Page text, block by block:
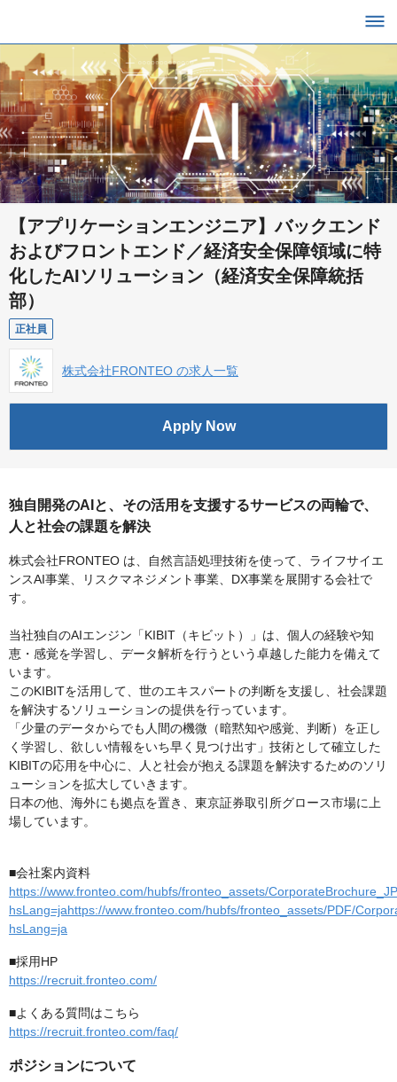
【アプリケーションエンジニア】バックエンド
およびフロントエンド／経済安全保障領域に特
化したAIソリューション（経済安全保障統括
部）
正社員
株式会社FRONTEO の求人一覧
Apply Now
独自開発のAIと、その活用を支援するサービスの両輪で、
人と社会の課題を解決
株式会社FRONTEO は、自然言語処理技術を使って、ライフサイエ
ンスAI事業、リスクマネジメント事業、DX事業を展開する会社で
す。
当社独自のAIエンジン「KIBIT（キビット）」は、個人の経験や知
恵・感覚を学習し、データ解析を行うという卓越した能力を備えて
います。
このKIBITを活用して、世のエキスパートの判断を支援し、社会課題
を解決するソリューションの提供を行っています。
「少量のデータからでも人間の機微（暗黙知や感覚、判断）を正し
く学習し、欲しい情報をいち早く見つけ出す」技術として確立した
KIBITの応用を中心に、人と社会が抱える課題を解決するためのソリ
ューションを拡大していきます。
日本の他、海外にも拠点を置き、東京証券取引所グロース市場に上
場しています。
■会社案内資料
https://www.fronteo.com/hubfs/fronteo_assets/
hsLang=jahttps://www.fronteo.com/hubfs/fronteo_assets/PDF/
hsLang=ja
■採用HP
https://recruit.fronteo.com/
■よくある質問はこちら
https://recruit.fronteo.com/faq/
ポジションについて